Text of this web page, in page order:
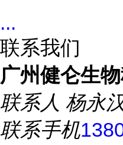
...
联系我们
广州健仑生
联系人 杨永
联系手机